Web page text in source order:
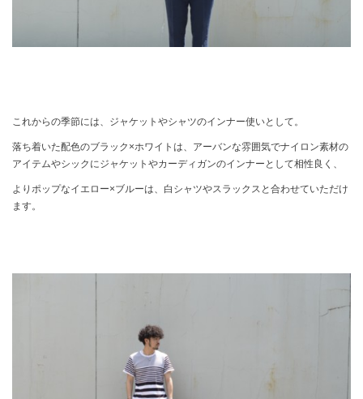
これからの季節には、ジャケットやシャツのインナー使いとして。
落ち着いた配色のブラック×ホワイトは、アーバンな雰囲気でナイロン素材の
アイテムやシックにジャケットやカーディガンのインナーとして相性良く、
よりポップなイエロー×ブルーは、白シャツやスラックスと合わせていただけ
ます。